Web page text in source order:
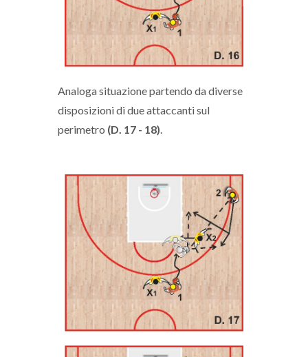
Analoga situazione partendo da diverse
disposizioni di due attaccanti sul
perimetro (D. 17 - 18).